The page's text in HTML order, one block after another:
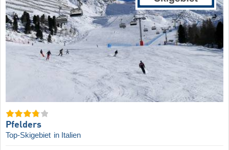
Pfelders
Top-Skigebiet in Italien